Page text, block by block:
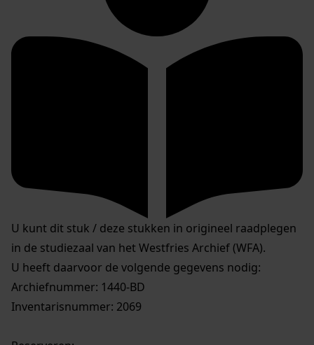
U kunt dit stuk / deze stukken in origineel raadplegen
in de studiezaal van het Westfries Archief (WFA).
U heeft daarvoor de volgende gegevens nodig:
Archiefnummer: 1440-BD
Inventarisnummer: 2069